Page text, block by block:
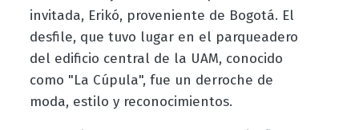
invitada, Erikó, proveniente de Bogotá. El
desfile, que tuvo lugar en el parqueadero
del edificio central de la UAM, conocido
como "La Cúpula", fue un derroche de
moda, estilo y reconocimientos.